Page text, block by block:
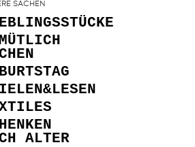
SACHEN
ALTER